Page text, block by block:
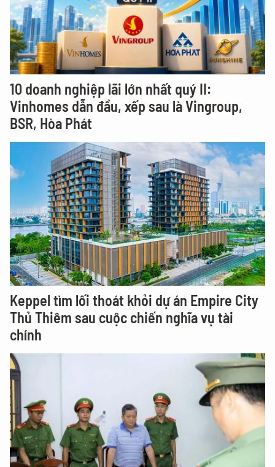
10 doanh nghiệp lãi lớn nhất quý II:
Vinhomes dẫn đầu, xếp sau là Vingroup,
BSR, Hòa Phát
Keppel tìm lối thoát khỏi dự án Empire City
Thủ Thiêm sau cuộc chiến nghĩa vụ tài
chính